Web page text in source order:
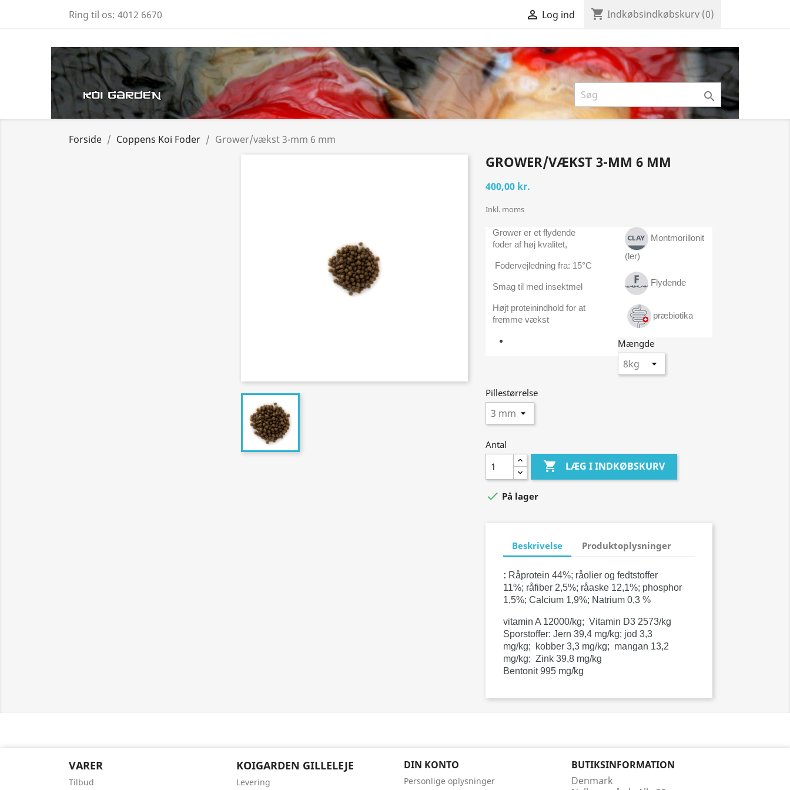
Ring til os: 4012 6670  Log ind shopping_cart Indkøbsindkøbskurv (0)

Forside Coppens Koi Foder Grower/vækst 3-mm 6 mm
GROWER/VÆKST 3-MM 6 MM
400,00 kr.
Inkl. moms
Grower er et flydende
foder af høj kvalitet,
Fodervejledning fra: 15°C
Smag til med insektmel
Højt proteinindhold for at
fremme vækst
Montmorillonit
(ler)
Flydende
præbiotika
Mængde
Pillestørrelse
Antal
 LÆG I INDKØBSKURV
 På lager
Beskrivelse Produktoplysninger
: Råprotein 44%; råolier og fedtstoffer
11%; råfiber 2,5%; råaske 12,1%; phosphor
1,5%; Calcium 1,9%; Natrium 0,3 %
vitamin A 12000/kg; Vitamin D3 2573/kg
Sporstoffer: Jern 39,4 mg/kg; jod 3,3
mg/kg;
kobber 3,3 mg/kg; mangan 13,2
mg/kg; Zink 39,8 mg/kg
Bentonit 995 mg/kg
VARER
Tilbud
KOIGARDEN GILLELEJE
Levering
DIN KONTO
Personlige oplysninger
BUTIKSINFORMATION
Denmark